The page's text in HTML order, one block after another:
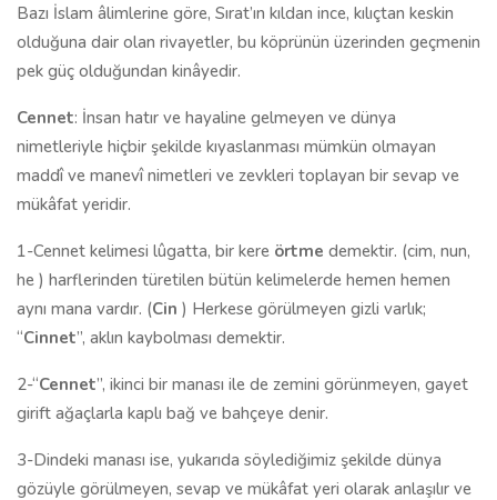
Bazı İslam âlimlerine göre, Sırat’ın kıldan ince, kılıçtan keskin
olduğuna dair olan rivayetler, bu köprünün üzerinden geçmenin
pek güç olduğundan kinâyedir.
Cennet: İnsan hatır ve hayaline gelmeyen ve dünya
nimetleriyle hiçbir şekilde kıyaslanması mümkün olmayan
maddî ve manevî nimetleri ve zevkleri toplayan bir sevap ve
mükâfat yeridir.
1-Cennet kelimesi lûgatta, bir kere örtme demektir. (cim, nun,
he ) harflerinden türetilen bütün kelimelerde hemen hemen
aynı mana vardır. (Cin ) Herkese görülmeyen gizli varlık;
“Cinnet”, aklın kaybolması demektir.
2-“Cennet”, ikinci bir manası ile de zemini görünmeyen, gayet
girift ağaçlarla kaplı bağ ve bahçeye denir.
3-Dindeki manası ise, yukarıda söylediğimiz şekilde dünya
gözüyle görülmeyen, sevap ve mükâfat yeri olarak anlaşılır ve